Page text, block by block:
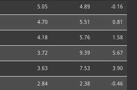
5.05 4.89 -0.16
4.70 5.51 0.81
4.18 5.76 1.58
3.72 9.39 5.67
3.63 7.53 3.90
2.84 2.38 -0.46